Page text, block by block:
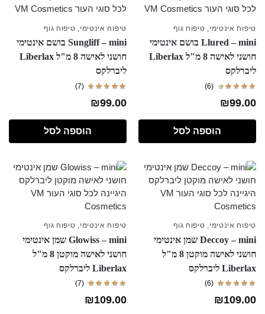
טיפוח אינטימי טיפוח גוף
Llured – mini בושם אינטימי
חושני לאישה 8 מ"ל Liberlax
ליברלקס
(6)
₪99.00
הוספה לסל
טיפוח אינטימי טיפוח גוף
Sungliff – mini בושם אינטימי
חושני לאישה 8 מ"ל Liberlax
ליברלקס
(7)
₪99.00
הוספה לסל
טיפוח אינטימי, טיפוח גוף
Deccoy – mini שמן אינטימי
חושני לאישה מוקטן 8 מ"ל
Liberlax ליברלקס
(6)
₪109.00
טיפוח אינטימי, טיפוח גוף
Glowiss – mini שמן אינטימי
חושני לאישה מוקטן 8 מ"ל
Liberlax ליברלקס
(7)
₪109.00